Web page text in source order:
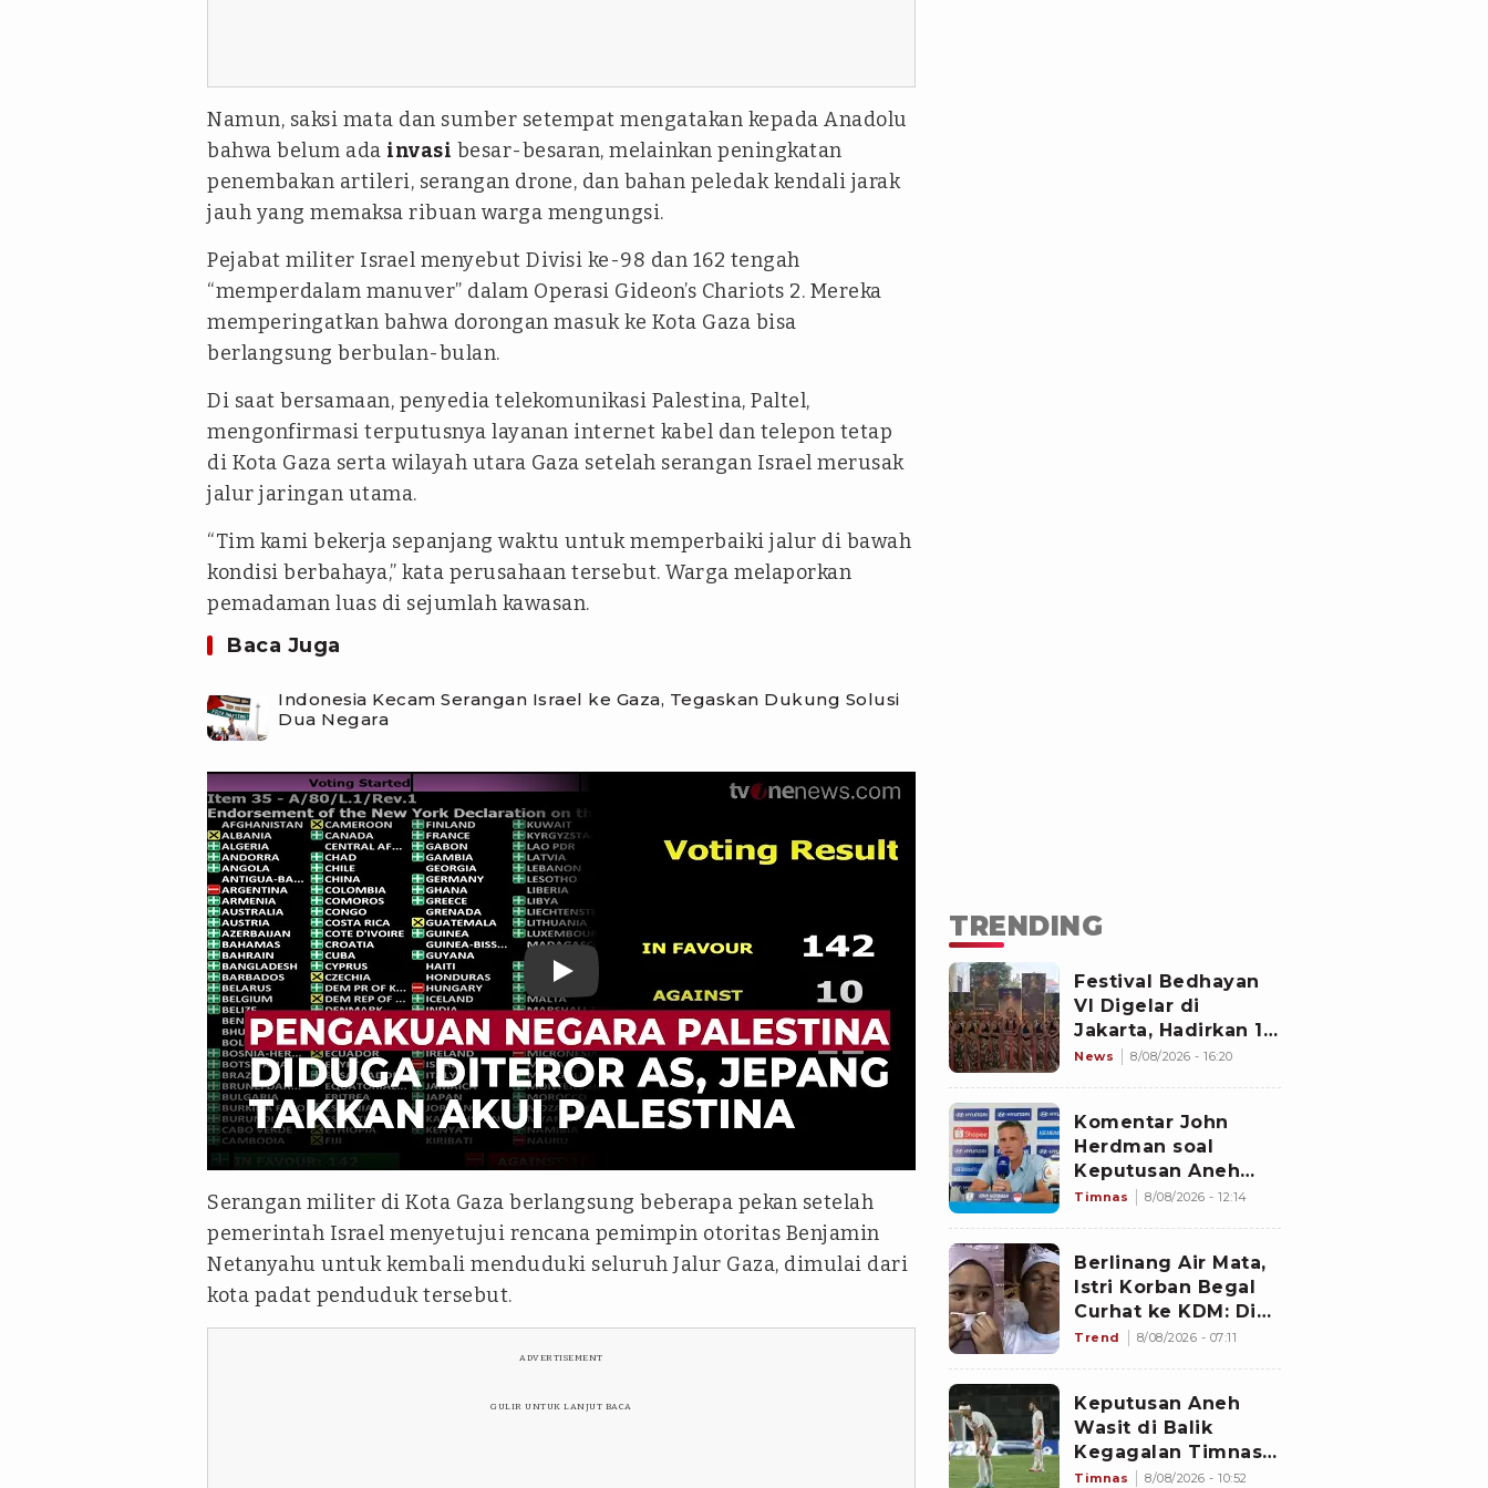
Namun, saksi mata dan sumber setempat mengatakan kepada Anadolu
bahwa belum ada invasi besar-besaran, melainkan peningkatan
penembakan artileri, serangan drone, dan bahan peledak kendali jarak
jauh yang memaksa ribuan warga mengungsi.
Pejabat militer Israel menyebut Divisi ke-98 dan 162 tengah
“memperdalam manuver” dalam Operasi Gideon’s Chariots 2. Mereka
memperingatkan bahwa dorongan masuk ke Kota Gaza bisa
berlangsung berbulan-bulan.
Di saat bersamaan, penyedia telekomunikasi Palestina, Paltel,
mengonfirmasi terputusnya layanan internet kabel dan telepon tetap
di Kota Gaza serta wilayah utara Gaza setelah serangan Israel merusak
jalur jaringan utama.
“Tim kami bekerja sepanjang waktu untuk memperbaiki jalur di bawah
kondisi berbahaya,” kata perusahaan tersebut. Warga melaporkan
pemadaman luas di sejumlah kawasan.
Baca Juga
Indonesia Kecam Serangan Israel ke Gaza, Tegaskan Dukung Solusi
Dua Negara
tvonenews
Serangan militer di Kota Gaza berlangsung beberapa pekan setelah
pemerintah Israel menyetujui rencana pemimpin otoritas Benjamin
Netanyahu untuk kembali menduduki seluruh Jalur Gaza, dimulai dari
kota padat penduduk tersebut.
ADVERTISEMENT
GULIR UNTUK LANJUT BACA
TRENDING
Festival Bedhayan
VI Digelar di
Jakarta, Hadirkan 16
Kelompok Tari dari
News 8/08/2026 - 16:20
Komentar John
Herdman soal
Keputusan Aneh
Wasit Laga Timnas
AFF 2026: Percuma
Bahas Itu
Timnas 8/08/2026 - 12:14
Berlinang Air Mata,
Istri Korban Begal
Curhat ke KDM: Dia
Abis Shalat Tahajud
Trend 8/08/2026 - 07:11
Keputusan Aneh
Wasit di Balik
Kegagalan Timnas
Indonesia Lolos
Timnas 8/08/2026 - 10:52